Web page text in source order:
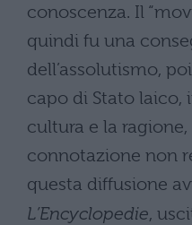
conoscenza. Il
quindi fu una
dell’assolutismo,
capo di Stato laico,
cultura e la
connotazione non
questa diffusione
L’Encyclopedie,